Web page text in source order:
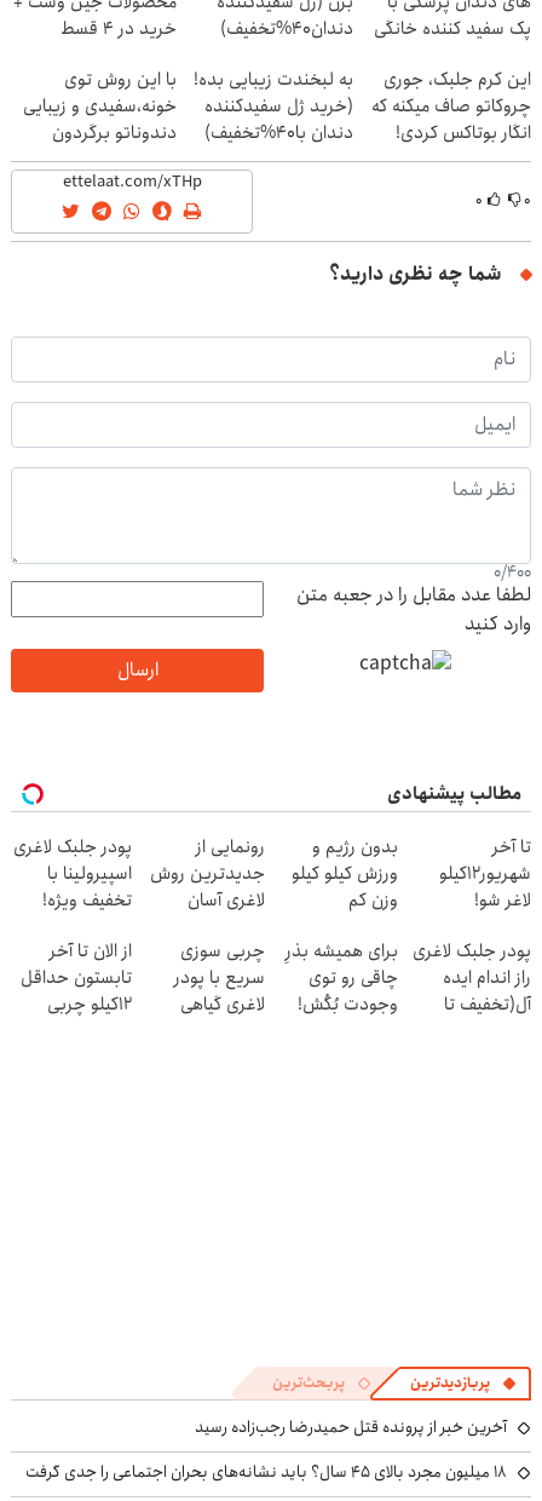
پک سفید کننده خانگی
دندان40%تخفیف)
خرید در 4 قسط
این کرم جلبک، جوری
چروکاتو صاف میکنه که
انگار بوتاکس کردی!
(تخفیف ویژه)
به لبخندت زیبایی بده!
(خرید ژل سفیدکننده
دندان با40%تخفیف)
با این روش توی
خونه،سفیدی و زیبایی
دندوناتو برگردون
(40%off)
۰ ۰
شما چه نظری دارید؟
0/400
لطفا عدد مقابل را در جعبه متن
وارد کنید
ارسال
مطالب پیشنهادی
تا آخر
شهریور12کیلو
لاغر شو!
بدون رژیم و
ورزش کیلو کیلو
وزن کم
امشب)
رونمایی از
جدیدترین روش
لاغری آسان
امشب)
پودر جلبک لاغری
اسپیرولینا با
تخفیف ویژه!
چربیسوز جهان
😊
پودر جلبک لاغری
راز اندام ایده
آل(تخفیف تا
برای همیشه بذرِ
چاقی رو توی
وجودت بُکُش!
چربی سوزی
سریع با پودر
لاغری گیاهی
از الان تا آخر
تابستون حداقل
12کیلو چربی
پربازدیدترین پربحث‌ترین
آخرین خبر از پرونده قتل حمیدرضا رجب‌زاده رسید
۱۸ میلیون مجرد بالای ۴۵ سال؟ باید نشانه‌های بحران اجتماعی را جدی گرفت